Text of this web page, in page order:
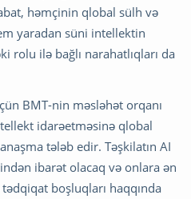
həmçinin qlobal sülh və
yaradan süni intellektin
rolu ilə bağlı narahatlıqları da
BMT-nin məsləhət orqanı
idarəetməsinə qlobal
tələb edir. Təşkilatın AI
ibarət olacaq və onlara ən
boşluqları haqqında